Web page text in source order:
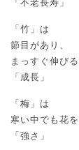
「竹」は
節目があり、
まっすぐ伸び
「成長」
「梅」は
寒い中でも花
「強さ」